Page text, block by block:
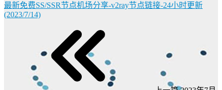
最新免费SS/SSR节点机场分享-v2ray节点链接-24小时更新
(2023/7/14)